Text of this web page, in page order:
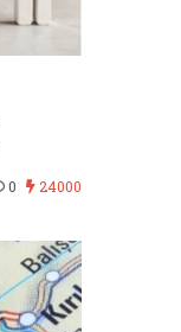
0 24000